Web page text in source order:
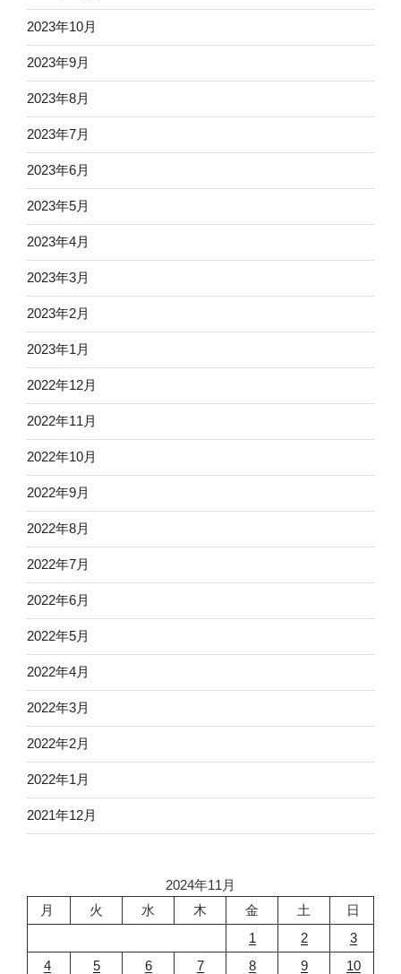
2023年10月
2023年9月
2023年8月
2023年7月
2023年6月
2023年5月
2023年4月
2023年3月
2023年2月
2023年1月
2022年12月
2022年11月
2022年10月
2022年9月
2022年8月
2022年7月
2022年6月
2022年5月
2022年4月
2022年3月
2022年2月
2022年1月
2021年12月
2024年11月
月
火 水 木 金 土
日
1
2
3
4
5 6 7 8 9
10